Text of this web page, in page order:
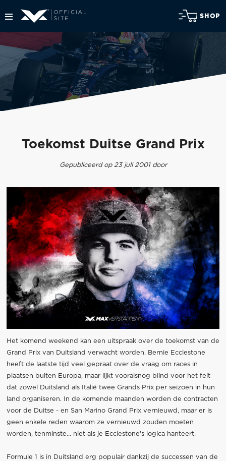
SHOP
Toekomst Duitse Grand Prix
Gepubliceerd op 23 juli 2001 door
Het komend weekend kan een uitspraak over de toekomst van de
Grand Prix van Duitsland verwacht worden. Bernie Ecclestone
heeft de laatste tijd veel gepraat over de vraag om races in
plaatsen buiten Europa, maar lijkt vooralsnog blind voor het feit
dat zowel Duitsland als Italië twee Grands Prix per seizoen in hun
land organiseren. In de komende maanden worden de contracten
voor de Duitse - en San Marino Grand Prix vernieuwd, maar er is
geen enkele reden waarom ze vernieuwd zouden moeten
worden, tenminste… niet als je Ecclestone's logica hanteert.
Formule 1 is in Duitsland erg populair dankzij de successen van de